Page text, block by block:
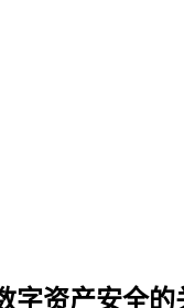
字资产安全的